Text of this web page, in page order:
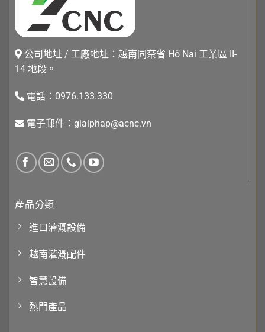
公司地址 / 工廠地址：越南同奈省 Hố Nai 工業區 II-
14 地段。
電話：0976.133.330
電子郵件：giaiphap@acnc.vn
產品分類
進口灌溉設備
越南灌溉配件
智慧設備
熱門產品